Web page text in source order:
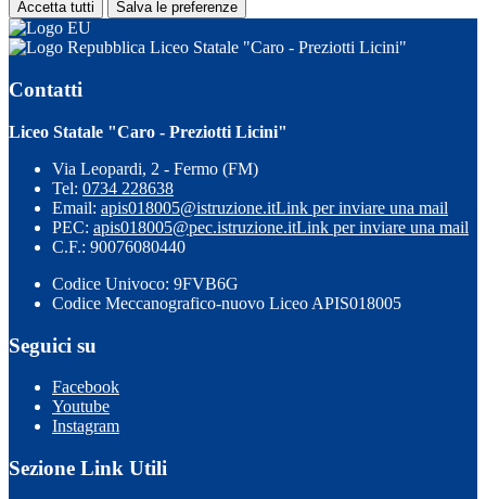
Accetta tutti Salva le preferenze
Liceo Statale "Caro - Preziotti Licini"
Contatti
Liceo Statale "Caro - Preziotti Licini"
Via Leopardi, 2 - Fermo (FM)
Tel: 0734 228638
Email: apis018005@istruzione.itLink per inviare una mail
PEC: apis018005@pec.istruzione.itLink per inviare una mail
C.F.: 90076080440
Codice Univoco: 9FVB6G
Codice Meccanografico-nuovo Liceo APIS018005
Seguici su
Facebook
Youtube
Instagram
Sezione Link Utili